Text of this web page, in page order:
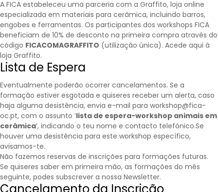
A FICA estabeleceu uma parceria com a Graffito, loja online
especializada em materiais para cerâmica, incluindo barros,
engobes e ferramentas. Os participantes dos workshops FICA
beneficiam de 10% de desconto na primeira compra através do
código FICACOMAGRAFFITO (utilização única). Acede aqui à
loja Graffito.
Lista de Espera
Eventualmente poderão ocorrer cancelamentos. Se a
formação estiver esgotada e quiseres receber um alerta, caso
haja alguma desistência, envia e-mail para workshop@fica-
oc.pt, com o assunto ‘lista de espera-workshop animais em
cerâmica‘, indicando o teu nome e contacto telefónico.Se
houver uma desistência para este workshop específico,
avisamos-te.
Não fazemos reservas de inscrições para formações futuras.
Se quiseres saber em primeira mão, as formações do mês
seguinte, podes subscrever a nossa Newsletter.